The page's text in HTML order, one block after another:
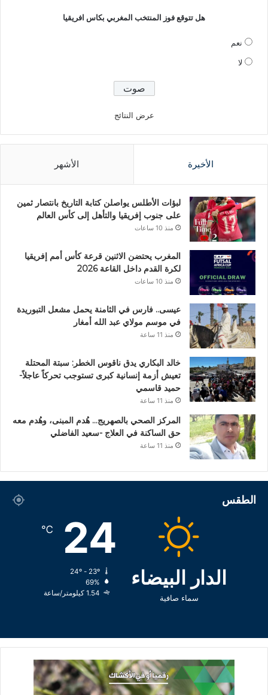
هل تتوقع فوز المنتخب المغربي بكاس افريقيا
نعم
لا
عرض النتائج
الأخيرة الأشهر
لبؤات الأطلس يواصلن كتابة التاريخ بانتصار ثمين
على جنوب إفريقيا والتأهل إلى كأس العالم
منذ 10 ساعات
المغرب يحتضن الاثنين قرعة كأس أمم إفريقيا
لكرة القدم داخل القاعة 2026
منذ 10 ساعات
عيسى.. فارس في الثامنة يحمل مشعل التبوريدة
في موسم مولاي عبد الله أمغار
منذ 11 ساعة
خالد البكاري يدق ناقوس الخطر: سبتة المحتلة
تعيش أزمة إنسانية كبرى تستوجب تحركاً عاجلاً-
حميد قاسمي
منذ 11 ساعة
المركز الصحي بالصهريج… هُدم المبنى، وهُدم معه
حق الساكنة في العلاج -سعيد الفاضلي
منذ 11 ساعة
الطقس
الدار البيضاء
سماء صافية
24
℃
69%
1.54 كيلومتر/ساعة